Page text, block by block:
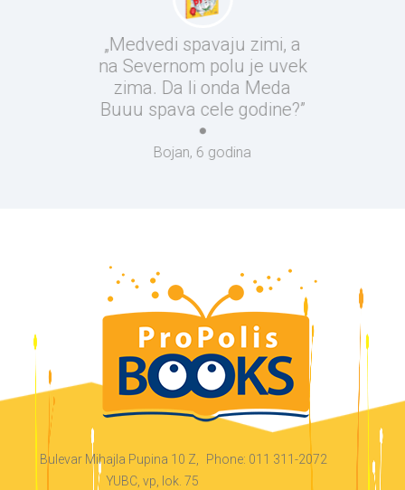
„Medvedi spavaju zimi, a
na Severnom polu je uvek
zima. Da li onda Meda
Buuu spava cele godine?”
Bojan, 6 godina
Phone: 011 311-2072
Bulevar Mihajla Pupina 10 Z,
YUBC, vp, lok. 75